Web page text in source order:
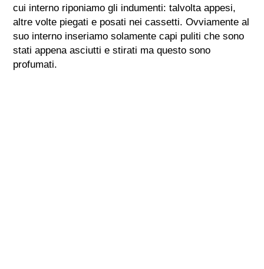
cui interno riponiamo gli indumenti: talvolta appesi,
altre volte piegati e posati nei cassetti. Ovviamente al
suo interno inseriamo solamente capi puliti che sono
stati appena asciutti e stirati ma questo sono
profumati.